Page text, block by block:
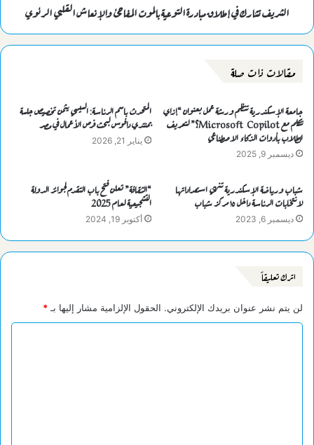
الشريف تشارك في إطلاق مبادرة التوعية بالموت المفاجئ والإنعاش القلبي الرئوي
مقالات ذات صلة
جامعة الإسكندرية تنظم ورشة عمل بعنوان “إزاي
تتكلم مع Microsoft Copilot؟” لتعريف
الطلاب بأدوات الذكاء الاصطناعي
ديسمبر 9, 2025
المتحدث باسم الرئاسة: السيسي يثمن تخصيص جلسة
بمنتدي دافوس لبحث فرص الأعمال في مصر
يناير 21, 2026
شباب ورياضة الإسكندرية تنهي استعداداتها
لانتخابات الرئاسة داخل ١٥ مركز شباب
ديسمبر 6, 2023
“الثقافة” تعلن فتح باب التقدم لجوائز الدولة
التشجيعية لعــام 2025
أكتوبر 19, 2024
اترك تعليقاً
لن يتم نشر عنوان بريدك الإلكتروني. الحقول الإلزامية مشار إليها بـ *